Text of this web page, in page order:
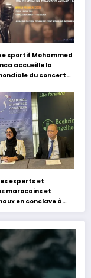
sportif Mohammed
accueille la
du concert
experts et
marocains et
en conclave à